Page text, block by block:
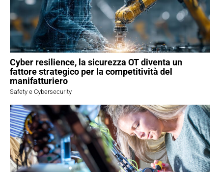
Cyber resilience, la sicurezza OT diventa un
fattore strategico per la competitività del
manifatturiero
Safety e Cybersecurity